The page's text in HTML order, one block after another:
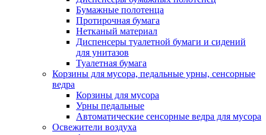
Бумажные полотенца
Протирочная бумага
Нетканый материал
Диспенсеры туалетной бумаги и сидений
для унитазов
Туалетная бумага
Корзины для мусора, педальные урны, сенсорные
ведра
Корзины для мусора
Урны педальные
Автоматические сенсорные ведра для мусора
Освежители воздуха